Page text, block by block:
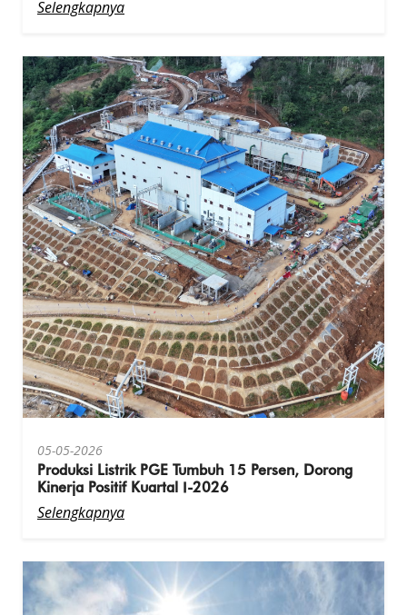
Selengkapnya
05-05-2026
Produksi Listrik PGE Tumbuh 15 Persen, Dorong
Kinerja Positif Kuartal I-2026
Selengkapnya